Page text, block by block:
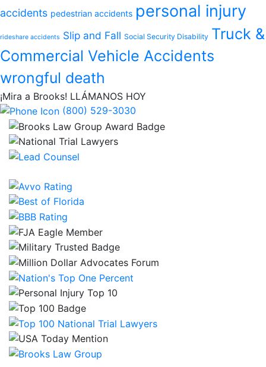
accidents pedestrian accidents personal injury
rideshare accidents Slip and Fall Social Security Disability Truck &
Commercial Vehicle Accidents
wrongful death
¡Mira a Brooks! LLÁMANOS HOY
(800) 529-3030